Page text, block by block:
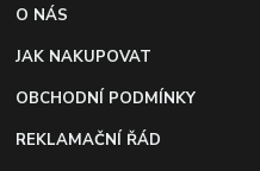
O NÁS
JAK NAKUPOVAT
OBCHODNÍ PODMÍNKY
REKLAMAČNÍ ŘÁD